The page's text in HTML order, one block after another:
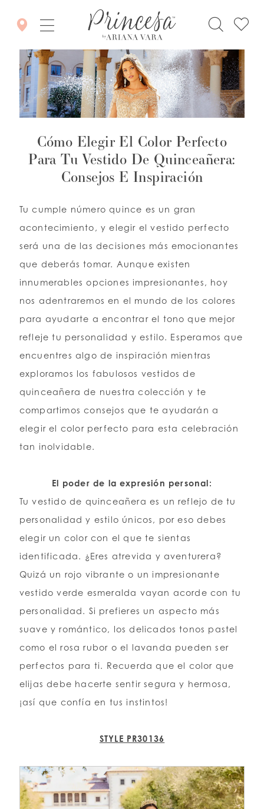
LISTA DE DESEOS
ESPAÑOL INGLES
Cómo Elegir El Color Perfecto
Para Tu Vestido De Quinceañera:
Consejos E Inspiración
Tu cumple número quince es un gran
acontecimiento, y elegir el vestido perfecto
será una de las decisiones más emocionantes
que deberás tomar. Aunque existen
innumerables opciones impresionantes, hoy
nos adentraremos en el mundo de los colores
para ayudarte a encontrar el tono que mejor
refleje tu personalidad y estilo. Esperamos que
encuentres algo de inspiración mientras
exploramos los fabulosos vestidos de
quinceañera de nuestra colección y te
compartimos consejos que te ayudarán a
elegir el color perfecto para esta celebración
tan inolvidable.
El poder de la expresión personal:
Tu vestido de quinceañera es un reflejo de tu
personalidad y estilo únicos, por eso debes
elegir un color con el que te sientas
identificada. ¿Eres atrevida y aventurera?
Quizá un rojo vibrante o un impresionante
vestido verde esmeralda vayan acorde con tu
personalidad. Si prefieres un aspecto más
suave y romántico, los delicados tonos pastel
como el rosa rubor o el lavanda pueden ser
perfectos para ti. Recuerda que el color que
elijas debe hacerte sentir segura y hermosa,
¡así que confía en tus instintos!
STYLE PR30136